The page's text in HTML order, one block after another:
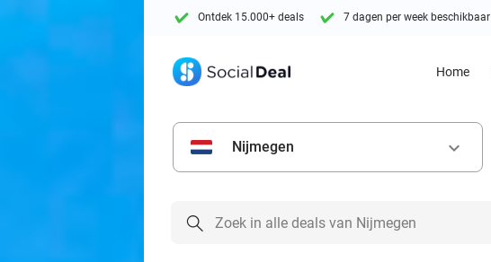
Ontdek 15.000+ deals 7 dagen per week beschikbaar
Home
Nijmegen keyboard_arrow_down